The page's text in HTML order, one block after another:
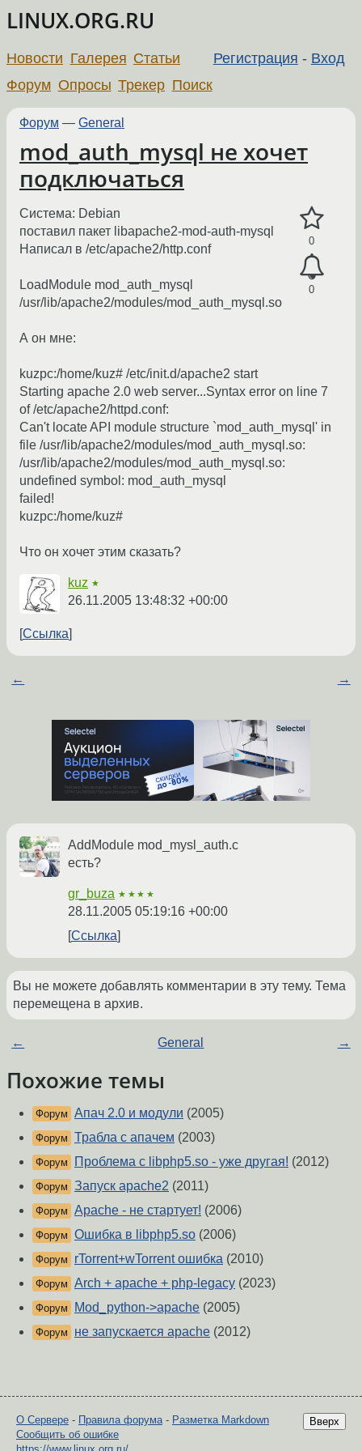
LINUX.ORG.RU
Регистрация - Вход
Новости Галерея Статьи
Форум Опросы Трекер Поиск
Форум — General
mod_auth_mysql не хочет
подключаться
0
0
Система: Debian
поставил пакет libapache2-mod-auth-mysql
Написал в /etc/apache2/http.conf
LoadModule mod_auth_mysql
/usr/lib/apache2/modules/mod_auth_mysql.so
А он мне:
kuzpc:/home/kuz# /etc/init.d/apache2 start
Starting apache 2.0 web server...Syntax error on line 7
of /etc/apache2/httpd.conf:
Can't locate API module structure `mod_auth_mysql' in
file /usr/lib/apache2/modules/mod_auth_mysql.so:
/usr/lib/apache2/modules/mod_auth_mysql.so:
undefined symbol: mod_auth_mysql
failed!
kuzpc:/home/kuz#
Что он хочет этим сказать?
kuz ★
26.11.2005 13:48:32 +00:00
Ссылка
← →
AddModule mod_mysl_auth.c
есть?
gr_buza ★★★★
28.11.2005 05:19:16 +00:00
Ссылка
Вы не можете добавлять комментарии в эту тему. Тема
перемещена в архив.
← General →
Похожие темы
Форум Апач 2.0 и модули (2005)
Форум Трабла с апачем (2003)
Форум Проблема с libphp5.so - уже другая! (2012)
Форум Запуск apache2 (2011)
Форум Apache - не стартует! (2006)
Форум Ошибка в libphp5.so (2006)
Форум rTorrent+wTorrent ошибка (2010)
Форум Arch + apache + php-legacy (2023)
Форум Mod_python->apache (2005)
Форум не запускается apache (2012)
Вверх
О Сервере - Правила форума- Разметка Markdown
Сообщить об ошибке